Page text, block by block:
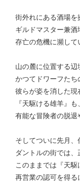
街外れにある酒場を
ギルドマスター兼
存亡の危機に瀕して
山の麓に位置する
かつてドワーフたち
彼らが姿を消した
『天駆ける雄羊』
有能な冒険者の脱
そしてついに先月
ダントルの街では
このままでは『天駆
再営業の認可を得